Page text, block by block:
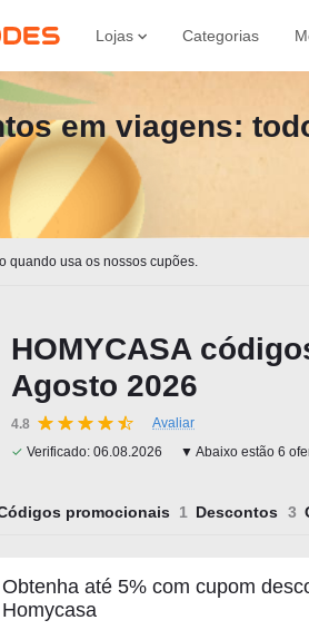
Lojas Categorias
em viagens:
quando usa os nossos cupões.
HOMYCASA
Agosto 2026
4.8
Avaliar
✓ Verificado: 06.08.2026 ▼ Abaixo estão 6
promocionais Descontos
Obtenha até 5% com cupom
Homycasa